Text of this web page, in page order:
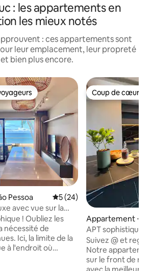
: les appartements en
les mieux notés
: ces appartements sont
leur emplacement, leur propreté
et bien plus encore.
les plus appréciés
Pessoa Évaluation moyenne sur la
5 (24)
avec vue sur la
le sable! Oubliez les
nécessité de
Ici, la limite de la
à l'endroit où
Coup de cœur
Coup de cœur
Appartement ⋅
APT sophistiqué
mer !
Suivez @ et
Notre
sur le front de